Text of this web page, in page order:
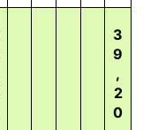
3
9
,
2
0